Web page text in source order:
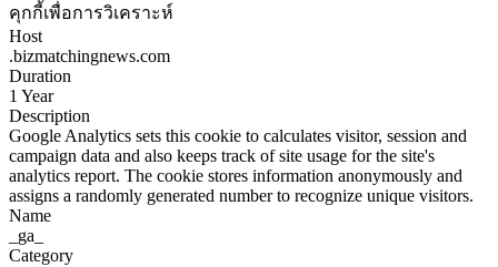
คุกกี้เพื่อการวิเคราะห์
Host
.bizmatchingnews.com
Duration
1 Year
Description
Google Analytics sets this cookie to calculates visitor, session and
campaign data and also keeps track of site usage for the site's
analytics report. The cookie stores information anonymously and
assigns a randomly generated number to recognize unique visitors.
Name
_ga_
Category